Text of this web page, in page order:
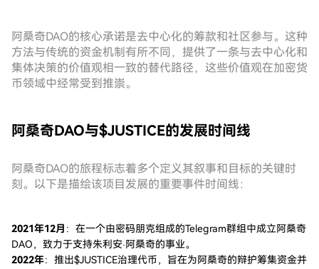
阿桑奇DAO的核心承诺是去中心化的筹款和社区参与。这种
方法与传统的资金机制有所不同，提供了一条与去中心化和
集体决策的价值观相一致的替代路径，这些价值观在加密货
币领域中经常受到推崇。
阿桑奇DAO与$JUSTICE的发展时间线
阿桑奇DAO的旅程标志着多个定义其叙事和目标的关键时
刻。以下是描绘该项目发展的重要事件时间线：
2021年12月 ：在一个由密码朋克组成的Telegram群组中成立阿桑奇
DAO，致力于支持朱利安·阿桑奇的事业。
2022年：推出$JUSTICE治理代币，旨在为阿桑奇的辩护筹集资金并